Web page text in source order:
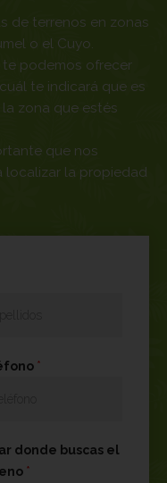
de terrenos en zonas
o el Cuyo.
podemos ofrecer
te indicará que es
zona que estés
que nos
localizar la propiedad
*
donde buscas el
*